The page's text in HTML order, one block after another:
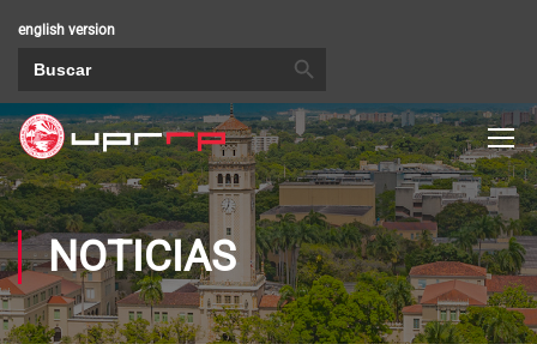
english version
NOTICIAS